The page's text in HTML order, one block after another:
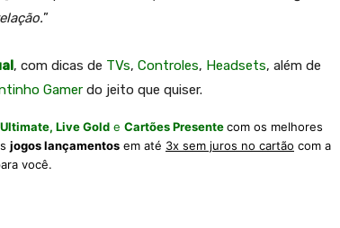
”
, com dicas de TVs, Controles, Headsets, além de
Gamer do jeito que quiser.
Live Gold e Cartões Presentecom os melhores
jogos lançamentos em até 3x sem juros no cartão com a
você.